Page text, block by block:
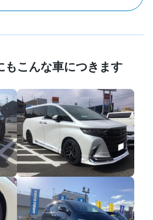
もこんな車につきます